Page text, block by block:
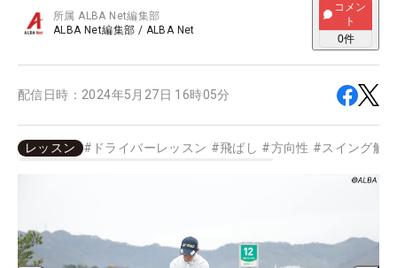
所属ALBA Net編集部
ALBA Net編集部 / ALBA Net
コメン
ト
0件
配信日時： 2024年5月27日 16時05分
レッスン # ドライバーレッスン #飛ばし #方向性 #スイング解